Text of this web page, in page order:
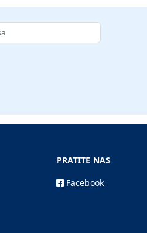
PRATITE NAS
Facebook